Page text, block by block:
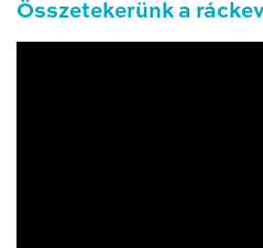
Összetekerünk a